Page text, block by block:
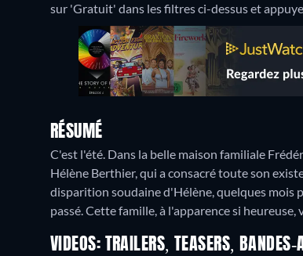
sur 'Gratuit' dans les filtres ci-dessus et
RÉSUMÉ
C'est l'été. Dans la belle maison familiale
Hélène Berthier, qui a consacré toute son
disparition soudaine d'Hélène, quelques mois
passé. Cette famille, à l'apparence si
VIDEOS: TRAILERS, TEASERS, BANDES-